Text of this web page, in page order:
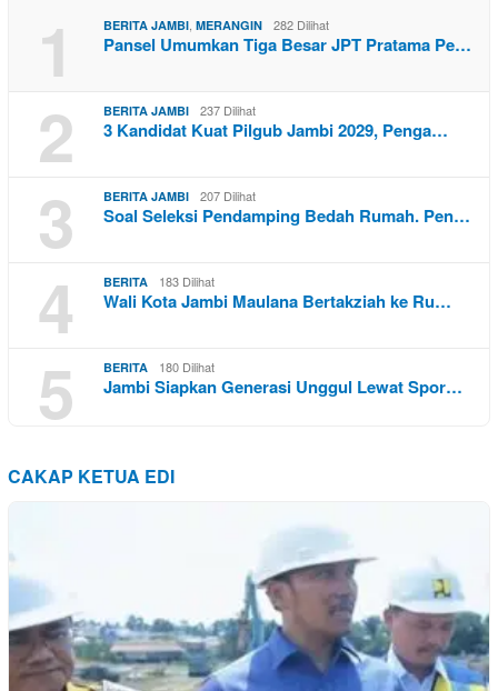
1 BERITA JAMBI MERANGIN 282 Dilihat
Pansel Umumkan Tiga Besar JPT Pratama Pe…
2 BERITA JAMBI 237 Dilihat
3 Kandidat Kuat Pilgub Jambi 2029, Penga…
3 BERITA JAMBI 207 Dilihat
Soal Seleksi Pendamping Bedah Rumah. Pen…
4 BERITA 183 Dilihat
Wali Kota Jambi Maulana Bertakziah ke Ru…
5 BERITA 180 Dilihat
Jambi Siapkan Generasi Unggul Lewat Spor…
CAKAP KETUA EDI